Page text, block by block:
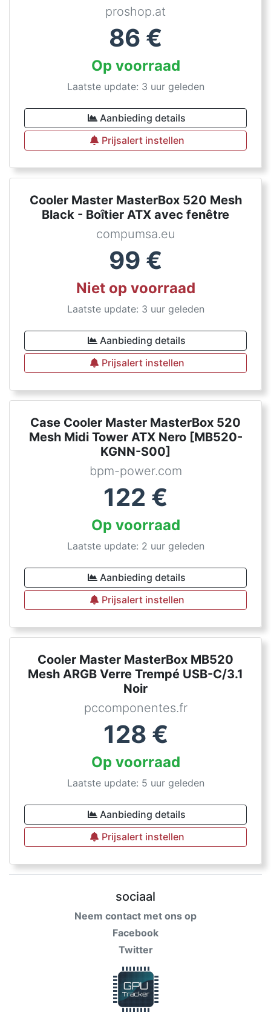
proshop.at
86 €
Op voorraad
Laatste update: 3 uur geleden
Aanbieding details
Prijsalert instellen
Cooler Master MasterBox 520 Mesh
Black - Boîtier ATX avec fenêtre
compumsa.eu
99 €
Niet op voorraad
Laatste update: 3 uur geleden
Aanbieding details
Prijsalert instellen
Case Cooler Master MasterBox 520
Mesh Midi Tower ATX Nero [MB520-
KGNN-S00]
bpm-power.com
122 €
Op voorraad
Laatste update: 2 uur geleden
Aanbieding details
Prijsalert instellen
Cooler Master MasterBox MB520
Mesh ARGB Verre Trempé USB-C/3.1
Noir
pccomponentes.fr
128 €
Op voorraad
Laatste update: 5 uur geleden
Aanbieding details
Prijsalert instellen
sociaal
Neem contact met ons op
Facebook
Twitter